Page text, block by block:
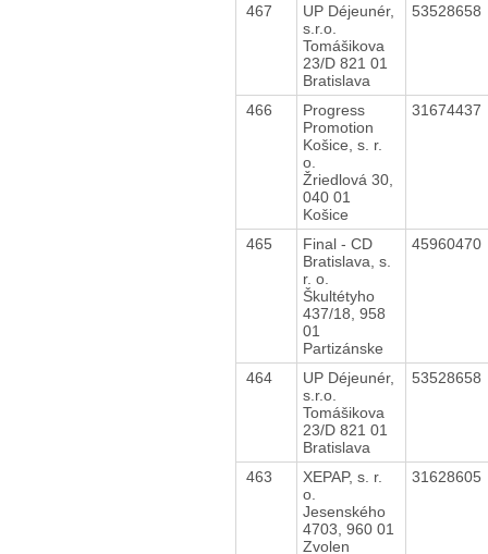
467
UP Déjeunér,
s.r.o.
Tomášikova
23/D 821 01
Bratislava
53528658
466
Progress
Promotion
Košice, s. r.
o.
Žriedlová 30,
040 01
Košice
31674437
465
Final - CD
Bratislava, s.
r. o.
Škultétyho
437/18, 958
01
Partizánske
45960470
464
UP Déjeunér,
s.r.o.
Tomášikova
23/D 821 01
Bratislava
53528658
463
XEPAP, s. r.
o.
Jesenského
4703, 960 01
Zvolen
31628605